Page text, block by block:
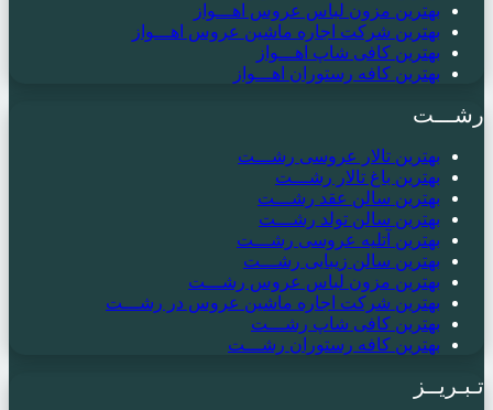
بهترین مزون لباس عروس اهـــواز
بهترین شرکت اجاره ماشین عروس اهـــواز
بهترین کافی شاپ اهـــواز
بهترین کافه رستوران اهـــواز
رشـــت
بهترین تالار عروسی رشـــت
بهترین باغ تالار رشـــت
بهترین سالن عقد رشـــت
بهترین سالن تولد رشـــت
بهترین آتلیه عروسی رشـــت
بهترین سالن زیبایی رشـــت
بهترین مزون لباس عروس رشـــت
بهترین شرکت اجاره ماشین عروس در رشـــت
بهترین کافی شاپ رشـــت
بهترین کافه رستوران رشـــت
تـبـریــز